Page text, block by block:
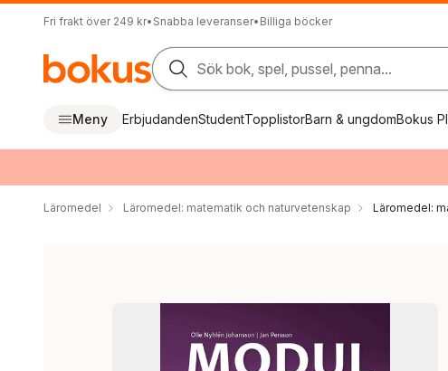
Fri frakt över 249 kr• Snabba leveranser• Billiga böcker
Sök bok, spel, pussel, penna...
Meny ErbjudandenStudentTopplistorBarn & ungdomBokus
Läromedel Läromedel: matematik och naturvetenskap Läromedel: